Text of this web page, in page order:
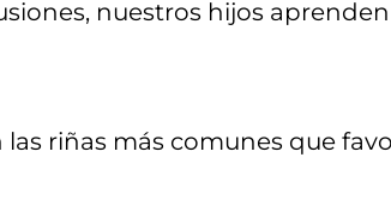
nuestros hijos
las riñas más comunes que